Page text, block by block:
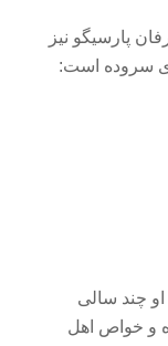
پارسیگو نیز
سروده است:
چند سالی
و خواص اهل